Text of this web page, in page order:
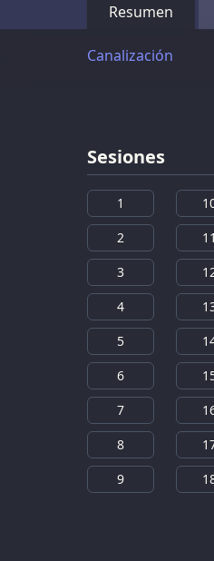
Resumen
Canalización
Sesiones
1
2
3
4
5
6
7
8
9
11